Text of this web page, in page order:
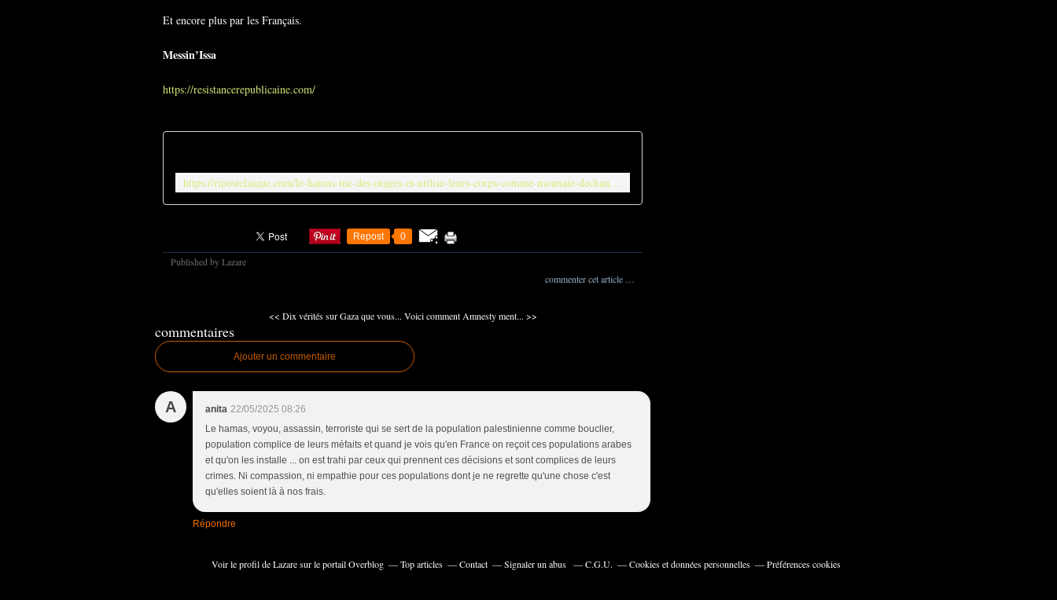
Et encore plus par les Français.
Messin’Issa
https://resistancerepublicaine.com/
https://ripostelaique.com/le-hamas-tue-des-otages-et-utilise-leurs-corps-comme-monnaie-dechange-le-monde-applaudit.html
Repost 0
Published by Lazare
commenter cet article
<< Dix vérités sur Gaza que vous... Voici comment Amnesty ment... >>
commentaires
Ajouter un commentaire
A anita 22/05/2025 08:26
Le hamas, voyou, assassin, terroriste qui se sert de la population palestinienne comme bouclier,
population complice de leurs méfaits et quand je vois qu'en France on reçoit ces populations arabes
et qu'on les installe ... on est trahi par ceux qui prennent ces décisions et sont complices de leurs
crimes. Ni compassion, ni empathie pour ces populations dont je ne regrette qu'une chose c'est
qu'elles soient là à nos frais.
Répondre
Voir le profil deLazaresur le portail Overblog Top articles Contact Signaler un abus C.G.U. Cookies et données personnelles Préférences cookies